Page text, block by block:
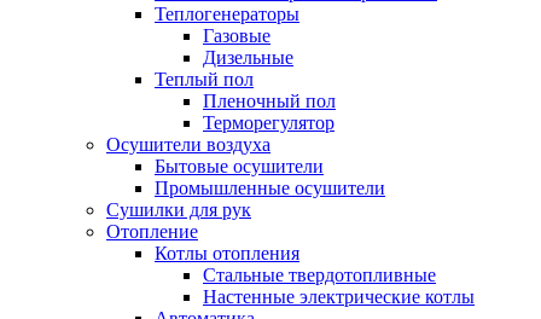
Теплогенераторы
Газовые
Дизельные
Теплый пол
Пленочный пол
Терморегулятор
Осушители воздуха
Бытовые осушители
Промышленные осушители
Сушилки для рук
Отопление
Котлы отопления
Стальные твердотопливные
Настенные электрические котлы